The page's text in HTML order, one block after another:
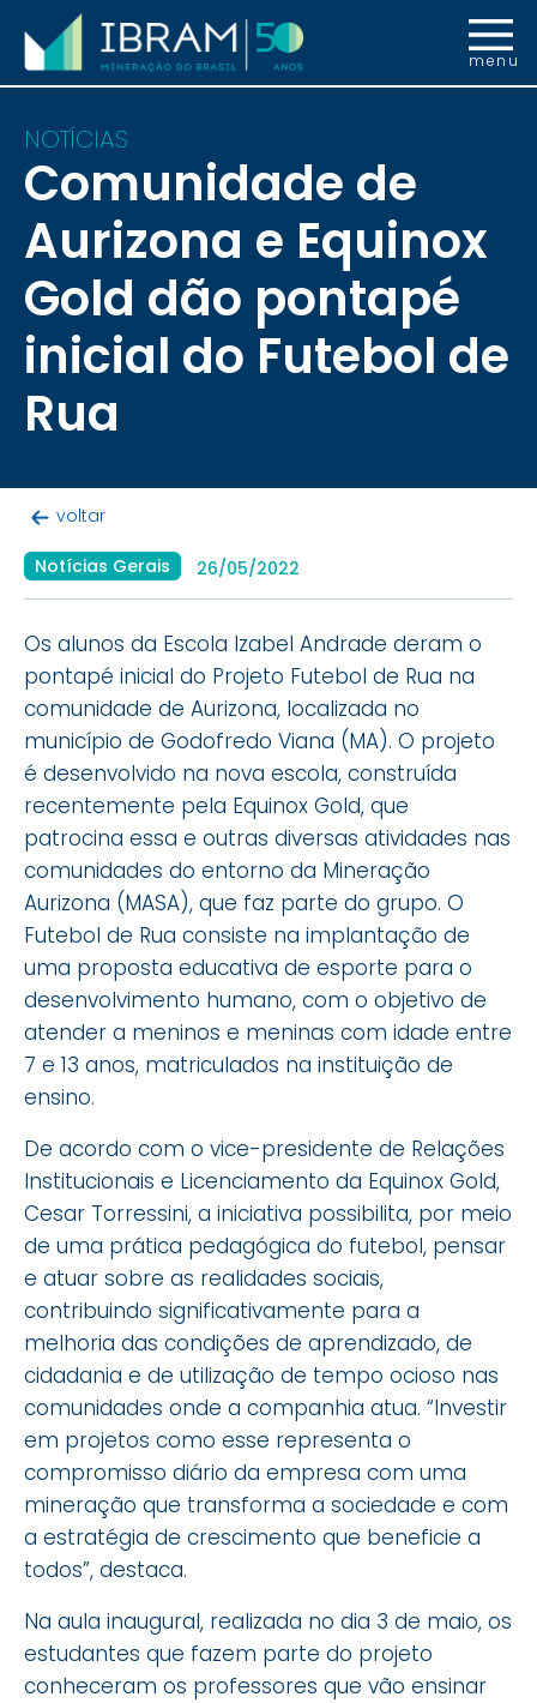
menu
NOTÍCIAS
Comunidade de
Aurizona e Equinox
Gold dão pontapé
inicial do Futebol de
Rua
voltar
Notícias Gerais 26/05/2022
Os alunos da Escola Izabel Andrade deram o
pontapé inicial do Projeto Futebol de Rua na
comunidade de Aurizona, localizada no
município de Godofredo Viana (MA). O projeto
é desenvolvido na nova escola, construída
recentemente pela Equinox Gold, que
patrocina essa e outras diversas atividades nas
comunidades do entorno da Mineração
Aurizona (MASA), que faz parte do grupo. O
Futebol de Rua consiste na implantação de
uma proposta educativa de esporte para o
desenvolvimento humano, com o objetivo de
atender a meninos e meninas com idade entre
7 e 13 anos, matriculados na instituição de
ensino.
De acordo com o vice-presidente de Relações
Institucionais e Licenciamento da Equinox Gold,
Cesar Torressini, a iniciativa possibilita, por meio
de uma prática pedagógica do futebol, pensar
e atuar sobre as realidades sociais,
contribuindo significativamente para a
melhoria das condições de aprendizado, de
cidadania e de utilização de tempo ocioso nas
comunidades onde a companhia atua. “Investir
em projetos como esse representa o
compromisso diário da empresa com uma
mineração que transforma a sociedade e com
a estratégia de crescimento que beneficie a
todos”, destaca.
Na aula inaugural, realizada no dia 3 de maio, os
estudantes que fazem parte do projeto
conheceram os professores que vão ensinar